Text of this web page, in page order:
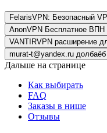
FelarisVPN: Безопасный
AnonVPN Бесплатное ВПН
VANTIRVPN расширение
murat-t@yandex.ru долбаёб
Дальше на странице
Как выбирать
FAQ
Заказы в нише
Отзывы